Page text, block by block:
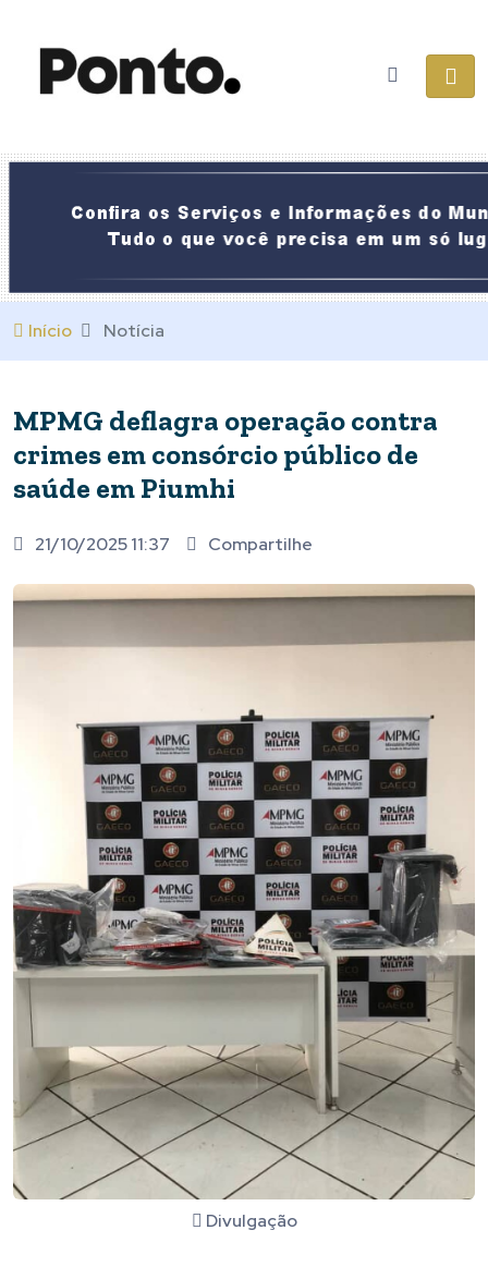
Início Notícia
MPMG deflagra operação contra
crimes em consórcio público de
saúde em Piumhi
21/10/2025 11:37 Compartilhe
Divulgação